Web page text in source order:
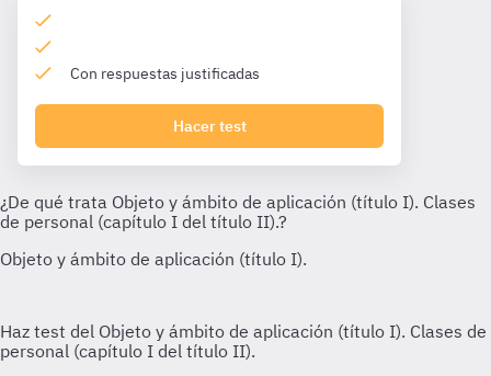
Con respuestas justificadas
Hacer test